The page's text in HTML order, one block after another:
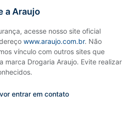
a Araujo
acesse nosso site oficial
www.araujo.com.br. Não
vínculo com outros sites que
marca Drogaria Araujo. Evite realizar
entrar em contato